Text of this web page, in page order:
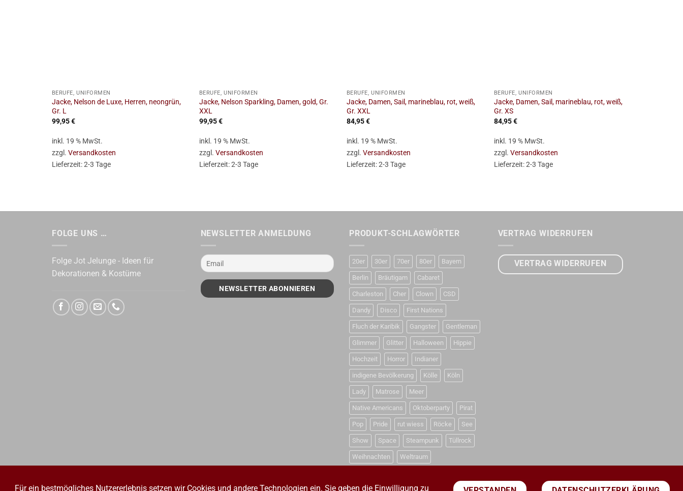
BERUFE, UNIFORMEN
Jacke, Nelson de Luxe, Herren, neongrün,
Gr. L
99,95€
inkl. 19 % MwSt.
zzgl. Versandkosten
Lieferzeit:2-3 Tage
BERUFE, UNIFORMEN
Jacke, Nelson Sparkling, Damen, gold, Gr.
XXL
99,95€
inkl. 19 % MwSt.
zzgl. Versandkosten
Lieferzeit:2-3 Tage
BERUFE, UNIFORMEN
Jacke, Damen, Sail, marineblau, rot, weiß,
Gr. XXL
84,95€
inkl. 19 % MwSt.
zzgl. Versandkosten
Lieferzeit:2-3 Tage
BERUFE, UNIFORMEN
Jacke, Damen, Sail, marineblau, rot, weiß,
Gr. XS
84,95€
inkl. 19 % MwSt.
zzgl. Versandkosten
Lieferzeit:2-3 Tage
FOLGE UNS …
Folge Jot Jelunge - Ideen für
Dekorationen & Kostüme
NEWSLETTER ANMELDUNG PRODUKT-SCHLAGWÖRTER
20er 30er 70er 80er Bayern
Berlin Bräutigam Cabaret
Charleston Cher Clown CSD
Dandy Disco First Nations
Fluch der Karibik Gangster Gentleman
Glimmer Glitter Halloween Hippie
Hochzeit Horror Indianer
indigene Bevölkerung Kölle Köln
Lady Matrose Meer
Native Americans Oktoberparty Pirat
Pop Pride rut wiess Röcke See
Show Space Steampunk Tüllrock
Weihnachten Weltraum
VERTRAG WIDERRUFEN
VERTRAG WIDERRUFEN
Für ein bestmögliches Nutzererlebnis setzen wir Cookies und andere Technologien ein. Sie geben die Einwilligung zu